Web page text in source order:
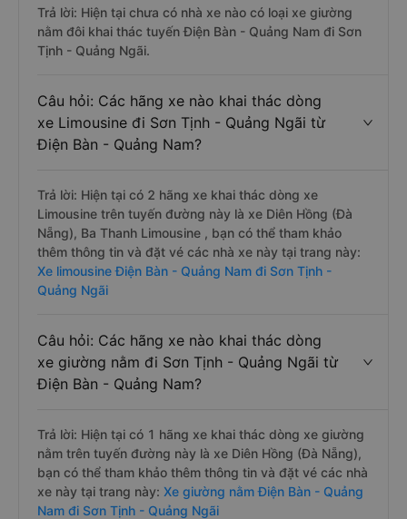
Trả lời: Hiện tại chưa có nhà xe nào có loại xe giường
nằm đôi khai thác tuyến Điện Bàn - Quảng Nam đi Sơn
Tịnh - Quảng Ngãi.
Câu hỏi: Các hãng xe nào khai thác dòng
xe Limousine đi Sơn Tịnh - Quảng Ngãi từ
Điện Bàn - Quảng Nam?
Trả lời: Hiện tại có 2 hãng xe khai thác dòng xe
Limousine trên tuyến đường này là xe Diên Hồng (Đà
Nẵng), Ba Thanh Limousine , bạn có thể tham khảo
thêm thông tin và đặt vé các nhà xe này tại trang này:
Xe limousine Điện Bàn - Quảng Nam đi Sơn Tịnh -
Quảng Ngãi
Câu hỏi: Các hãng xe nào khai thác dòng
xe giường nằm đi Sơn Tịnh - Quảng Ngãi từ
Điện Bàn - Quảng Nam?
Trả lời: Hiện tại có 1 hãng xe khai thác dòng xe giường
nằm trên tuyến đường này là xe Diên Hồng (Đà Nẵng),
bạn có thể tham khảo thêm thông tin và đặt vé các nhà
xe này tại trang này: Xe giường nằm Điện Bàn - Quảng
Nam đi Sơn Tịnh - Quảng Ngãi